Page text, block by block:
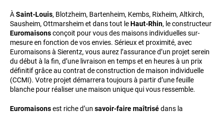
ÀSaint-Louis, Blotzheim, Bartenheim, Kembs, Rixheim, Altkirch,
Sausheim, Ottmarsheim et dans tout leHaut-Rhin, le constructeur
Euromaisonsconçoit pour vous des maisons individuelles sur-
mesure en fonction de vos envies. Sérieux et proximité, avec
Euromaisons à Sierentz, vous aurez l’assurance d’un projet serein
du début à la fin, d’une livraison en temps et en heures à un prix
définitif grâce au contrat de construction de maison individuelle
(CCMI). Votre projet démarrera toujours à partir d’une feuille
blanche pour réaliser une maison unique qui vous ressemble.
Euromaisonsest riche d’un savoir-faire maîtrisédans la